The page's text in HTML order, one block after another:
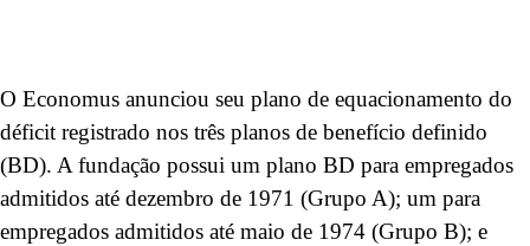
O Economus anunciou seu plano de equacionamento do
déficit registrado nos três planos de benefício definido
(BD). A fundação possui um plano BD para empregados
admitidos até dezembro de 1971 (Grupo A); um para
empregados admitidos até maio de 1974 (Grupo B); e